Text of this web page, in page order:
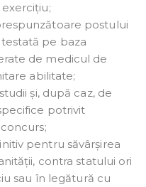
postului
pe baza
de medicul de
abilitate;
și, după caz, de
potrivit
pentru săvârșirea
contra statului ori
sau în legătură cu